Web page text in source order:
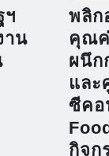
ฯ
าน
พลิก
คุณค่
ผนึก
และ
ซีคอ
กิจก